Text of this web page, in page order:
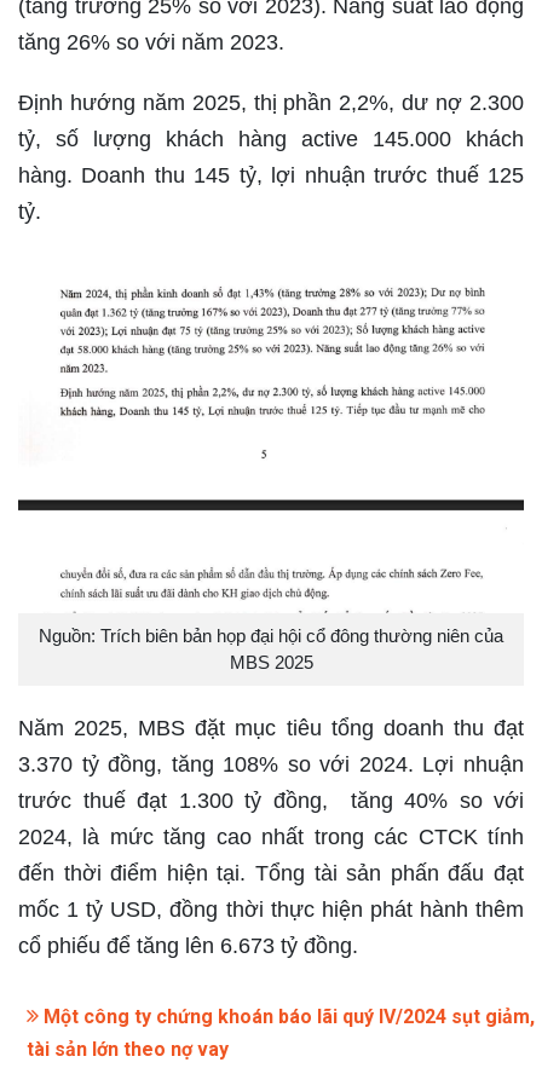
(tăng trưởng 25% so với 2023). Năng suất lao động
tăng 26% so với năm 2023.
Định hướng năm 2025, thị phần 2,2%, dư nợ 2.300
tỷ, số lượng khách hàng active 145.000 khách
hàng. Doanh thu 145 tỷ, lợi nhuận trước thuế 125
tỷ.
Nguồn: Trích biên bản họp đại hội cổ đông thường niên của
MBS 2025
Năm 2025, MBS đặt mục tiêu tổng doanh thu đạt
3.370 tỷ đồng, tăng 108% so với 2024. Lợi nhuận
trước thuế đạt 1.300 tỷ đồng, tăng 40% so với
2024, là mức tăng cao nhất trong các CTCK tính
đến thời điểm hiện tại. Tổng tài sản phấn đấu đạt
mốc 1 tỷ USD, đồng thời thực hiện phát hành thêm
cổ phiếu để tăng lên 6.673 tỷ đồng.
Một công ty chứng khoán báo lãi quý IV/2024 sụt giảm,
tài sản lớn theo nợ vay